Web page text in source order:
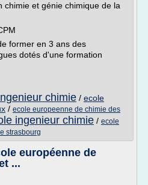
chimie et génie chimique de la
former en 3 ans des
dotés d'une formation
chimie / ecole
/ ecole europeenne de chimie des
ingenieur chimie / ecole
strasbourg
européenne de
...